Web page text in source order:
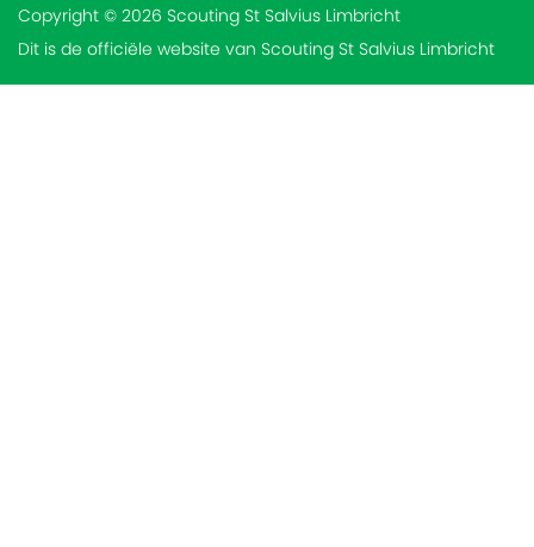
Copyright © 2026 Scouting St Salvius Limbricht
Dit is de officiële website van Scouting St Salvius Limbricht